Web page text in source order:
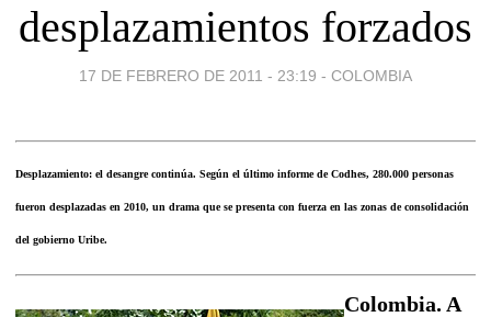
desplazamientos forzados
17 DE FEBRERO DE 2011 - 23:19 - COLOMBIA
Desplazamiento: el desangre continúa. Según el último informe de Codhes, 280.000 personas
fueron desplazadas en 2010, un drama que se presenta con fuerza en las zonas de consolidación
del gobierno Uribe.
Colombia. A